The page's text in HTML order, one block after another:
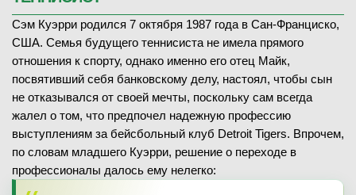
Сэм Куэрри родился 7 октября 1987 года в Сан-Франциско,
США. Семья будущего теннисиста не имела прямого
отношения к спорту, однако именно его отец Майк,
посвятивший себя банковскому делу, настоял, чтобы сын
не отказывался от своей мечты, поскольку сам всегда
жалел о том, что предпочел надежную профессию
выступлениям за бейсбольный клуб Detroit Tigers. Впрочем,
по словам младшего Куэрри, решение о переходе в
профессионалы далось ему нелегко: